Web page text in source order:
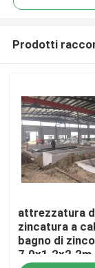
Prodotti
attrezzatura
zincatura a
bagno di
7.0x1.2x2.2m